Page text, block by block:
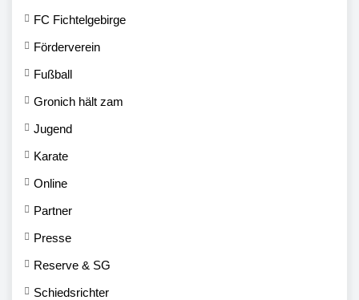
FC Fichtelgebirge
Förderverein
Fußball
Gronich hält zam
Jugend
Karate
Online
Partner
Presse
Reserve & SG
Schiedsrichter